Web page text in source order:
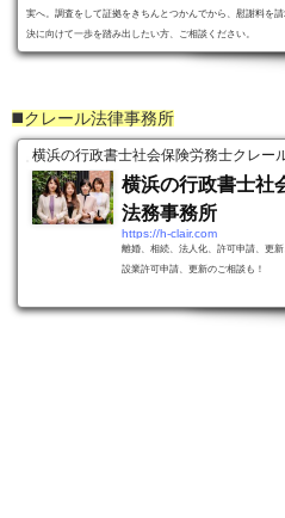
実へ。調査をして証拠をきちんとつかんでから、慰謝料を
決に向けて一歩を踏み出したい方、ご相談ください。
◼️クレール法律事務所
横浜の行政書士社会保険労務士クレー
横浜の行政書士社
法務事務所
https://h-clair.com
離婚、相続、法人化、許可申請、更
設業許可申請、更新のご相談も！